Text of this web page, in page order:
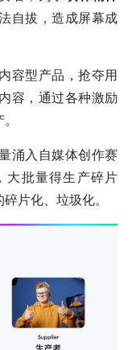
自拔，造成屏幕成
容型产品，抢夺用
容，通过各种激励
量涌入自媒体创作赛
大批量得生产碎片
片化、垃圾化。